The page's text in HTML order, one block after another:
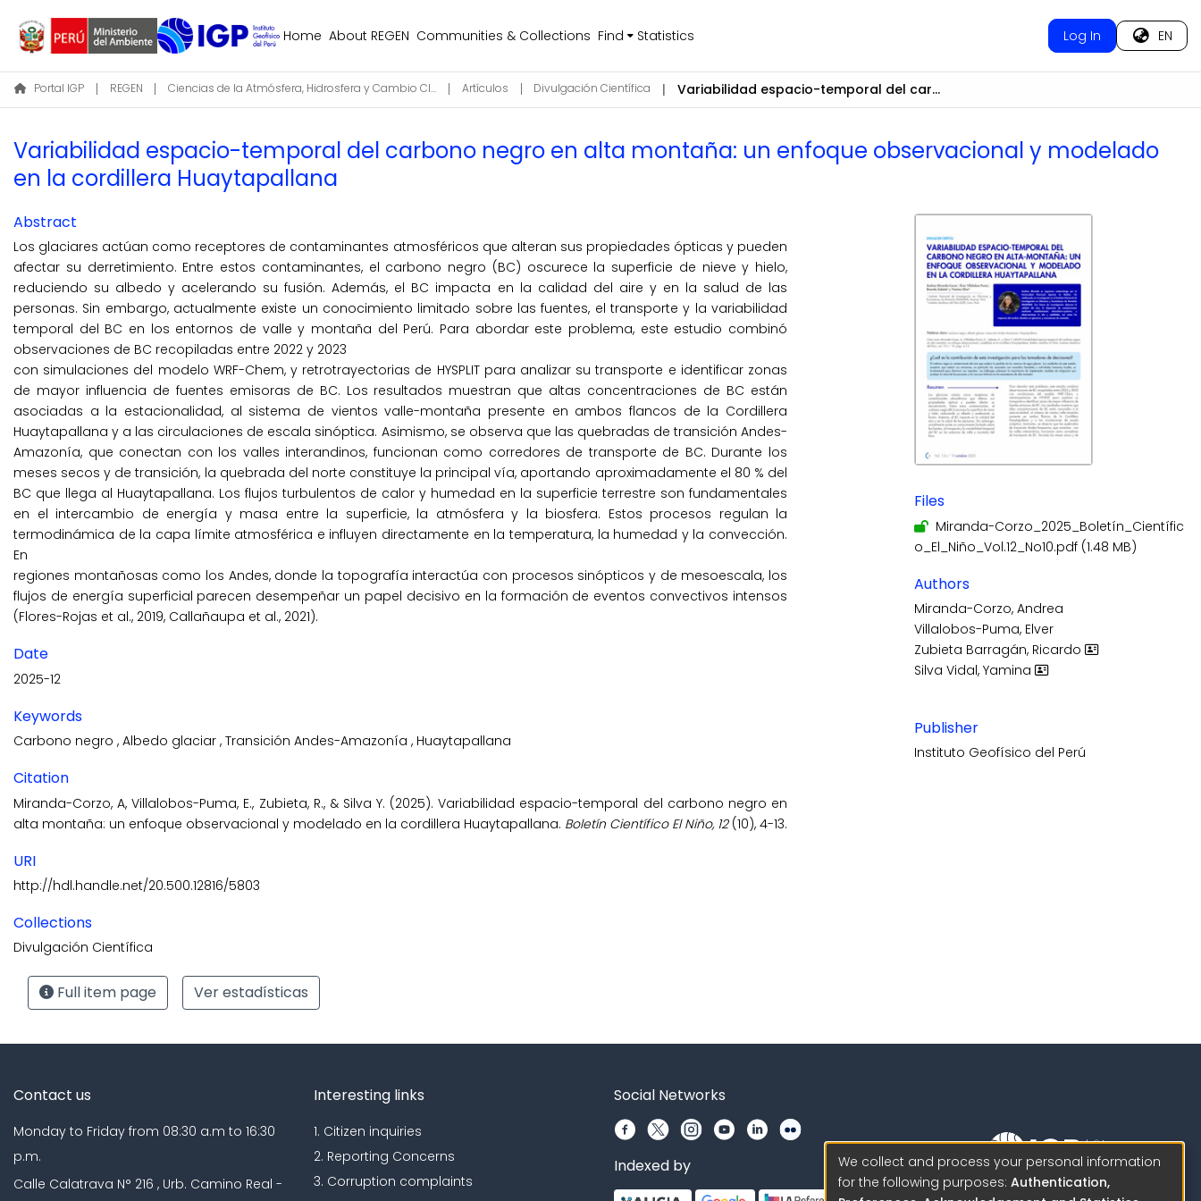
Home About REGEN Communities & Collections Find Statistics Log In EN
Portal IGP REGEN Ciencias de la Atmósfera, Hidrosfera y Cambio Climático Artículos Divulgación Científica Variabilidad espacio-temporal del carbono negro en alta montaña: un enfoque observacional y modelado en la cordillera Huaytapallana
Variabilidad espacio-temporal del carbono negro en alta montaña: un enfoque observacional y modelado
en la cordillera Huaytapallana
Abstract
Los glaciares actúan como receptores de contaminantes atmosféricos que alteran sus propiedades ópticas y pueden
afectar su derretimiento. Entre estos contaminantes, el carbono negro (BC) oscurece la superficie de nieve y hielo,
reduciendo su albedo y acelerando su fusión. Además, el BC impacta en la calidad del aire y en la salud de las
personas. Sin embargo, actualmente existe un conocimiento limitado sobre las fuentes, el transporte y la variabilidad
temporal del BC en los entornos de valle y montaña del Perú. Para abordar este problema, este estudio combinó
observaciones de BC recopiladas entre 2022 y 2023
con simulaciones del modelo WRF-Chem, y retrotrayectorias de HYSPLIT para analizar su transporte e identificar zonas
de mayor influencia de fuentes emisoras de BC. Los resultados muestran que altas concentraciones de BC están
asociadas a la estacionalidad, al sistema de vientos valle-montaña presente en ambos flancos de la Cordillera
Huaytapallana y a las circulaciones de escala sinóptica. Asimismo, se observa que las quebradas de transición Andes-
Amazonía, que conectan con los valles interandinos, funcionan como corredores de transporte de BC. Durante los
meses secos y de transición, la quebrada del norte constituye la principal vía, aportando aproximadamente el 80 % del
BC que llega al Huaytapallana. Los flujos turbulentos de calor y humedad en la superficie terrestre son fundamentales
en el intercambio de energía y masa entre la superficie, la atmósfera y la biosfera. Estos procesos regulan la
termodinámica de la capa límite atmosférica e influyen directamente en la temperatura, la humedad y la convección.
En
regiones montañosas como los Andes, donde la topografía interactúa con procesos sinópticos y de mesoescala, los
flujos de energía superficial parecen desempeñar un papel decisivo en la formación de eventos convectivos intensos
(Flores-Rojas et al., 2019, Callañaupa et al., 2021).
Date
2025-12
Keywords
Carbono negro , Albedo glaciar , Transición Andes-Amazonía , Huaytapallana
Citation
Miranda-Corzo, A, Villalobos-Puma, E., Zubieta, R., & Silva Y. (2025). Variabilidad espacio-temporal del carbono negro en
alta montaña: un enfoque observacional y modelado en la cordillera Huaytapallana. Boletín Científico El Niño, 12(10), 4-13.
URI
http://hdl.handle.net/20.500.12816/5803
Collections
Divulgación Científica
Full item page Ver estadísticas
Files
Miranda-Corzo_2025_Boletín_Científic
o_El_Niño_Vol.12_No10.pdf (1.48 MB)
Authors
Miranda-Corzo, Andrea
Villalobos-Puma, Elver
Zubieta Barragán, Ricardo
Silva Vidal, Yamina
Publisher
Instituto Geofísico del Perú
Contact us
Monday to Friday from 08:30 a.m to 16:30
p.m.
Calle Calatrava N° 216 , Urb. Camino Real -
Interesting links
1. Citizen inquiries
2. Reporting Concerns
3. Corruption complaints
Social Networks
Indexed by
Science to protect us.
We collect and process your personal information
for the following purposes: Authentication,